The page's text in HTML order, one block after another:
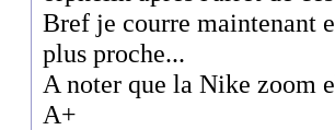
Bref je courre maintenant
plus proche...
A noter que la Nike zoom
A+